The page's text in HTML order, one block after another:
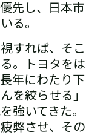
先し、日本市
る。
すれば、そこ
。トヨタをは
年にわたり下
を絞らせる」
強いてきた。
弊させ、その